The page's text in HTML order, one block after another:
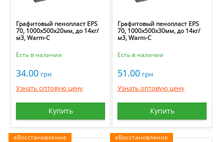
Графитовый пенопласт EPS
70, 1000х500х20мм, до 14кг/
м3, Warm-C
Есть в наличии
34.00 грн
Узнать оптовую цену
Купить
Графитовый пенопласт EPS
70, 1000х500х30мм, до 14кг/
м3, Warm-C
Есть в наличии
51.00 грн
Узнать оптовую цену
Купить
еВосстановление еВосстановление